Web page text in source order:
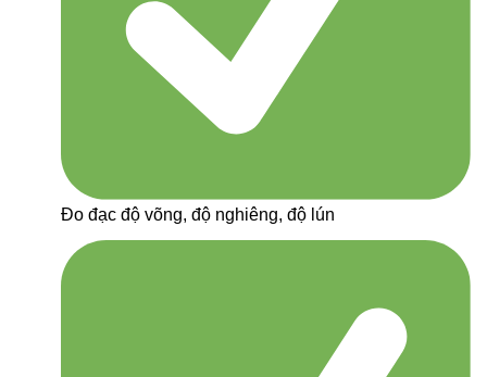
Đo đạc độ võng, độ nghiêng, độ lún